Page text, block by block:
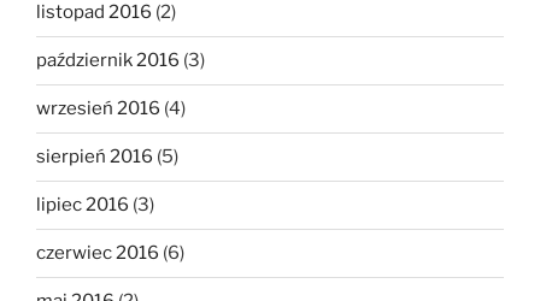
listopad 2016 (2)
październik 2016 (3)
wrzesień 2016 (4)
sierpień 2016 (5)
lipiec 2016 (3)
czerwiec 2016 (6)